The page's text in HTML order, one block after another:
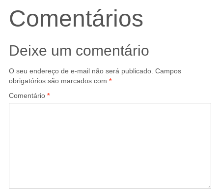
Comentários
Deixe um comentário
O seu endereço de e-mail não será publicado. Campos
obrigatórios são marcados com *
Comentário *